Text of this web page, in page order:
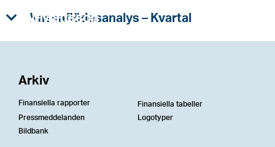
Kassaflödesanalys – Kvartal
Arkiv
Finansiella rapporter
Finansiella tabeller
Pressmeddelanden
Logotyper
Bildbank